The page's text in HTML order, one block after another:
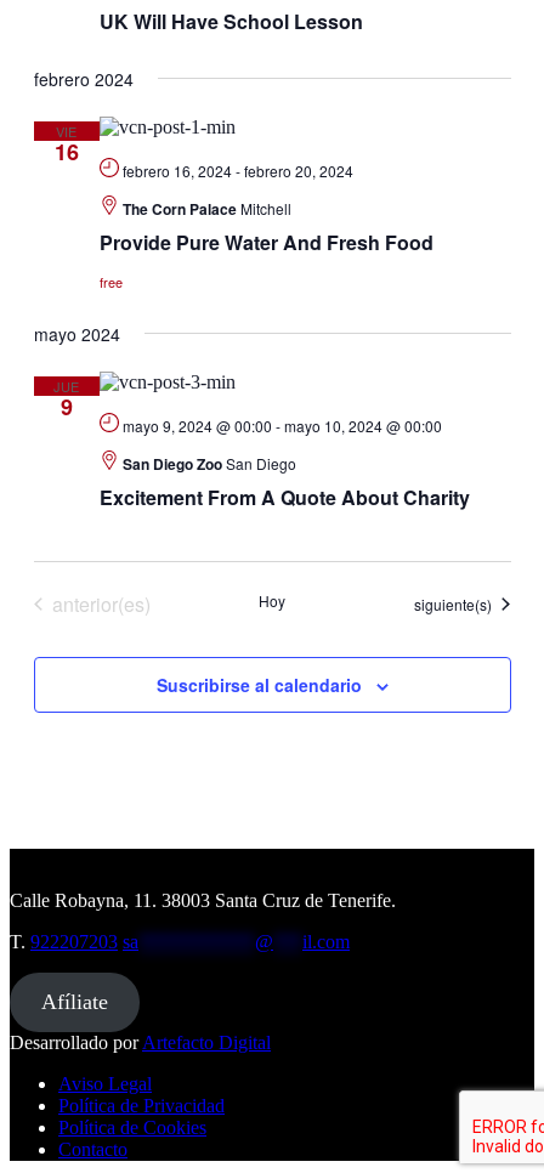
UK Will Have School Lesson
febrero 2024
VIE
16
Provide Pure Water And Fresh Food
febrero 16, 2024-febrero 20, 2024
The Corn PalaceMitchell
free
mayo 2024
JUE
9
Excitement From A Quote About Charity
mayo 9, 2024 @ 00:00 -mayo 10, 2024 @ 00:00
San Diego ZooSan Diego
Eventos
anterior(es) Hoy Eventos
siguiente(s)
Suscribirse al calendario
Calle Robayna, 11. 38003 Santa Cruz de Tenerife.
T. 922207203 sa @ il.com
Afíliate
Desarrollado porArtefacto Digital
Aviso Legal
Política de Privacidad
Política de Cookies
Contacto